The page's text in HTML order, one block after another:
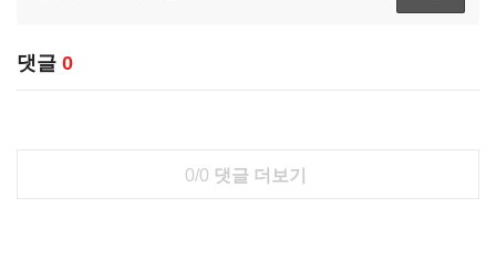
댓글 0
0/0 댓글 더보기